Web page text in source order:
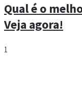
Qual é o
Veja agora!
1